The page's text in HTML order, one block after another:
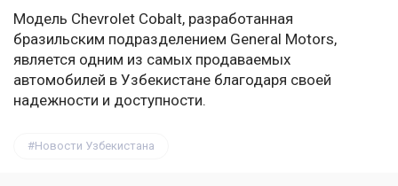
Модель Chevrolet Cobalt, разработанная
бразильским подразделением General Motors,
является одним из самых продаваемых
автомобилей в Узбекистане благодаря своей
надежности и доступности.
Новости Узбекистана